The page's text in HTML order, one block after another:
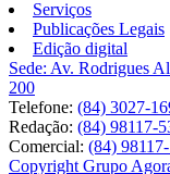
Serviços
Publicações Legais
Edição digital
Sede: Av. Rodrigues
200
Telefone: (84) 3027-
Redação: (84) 98117-
Comercial: (84)
Copyright Grupo